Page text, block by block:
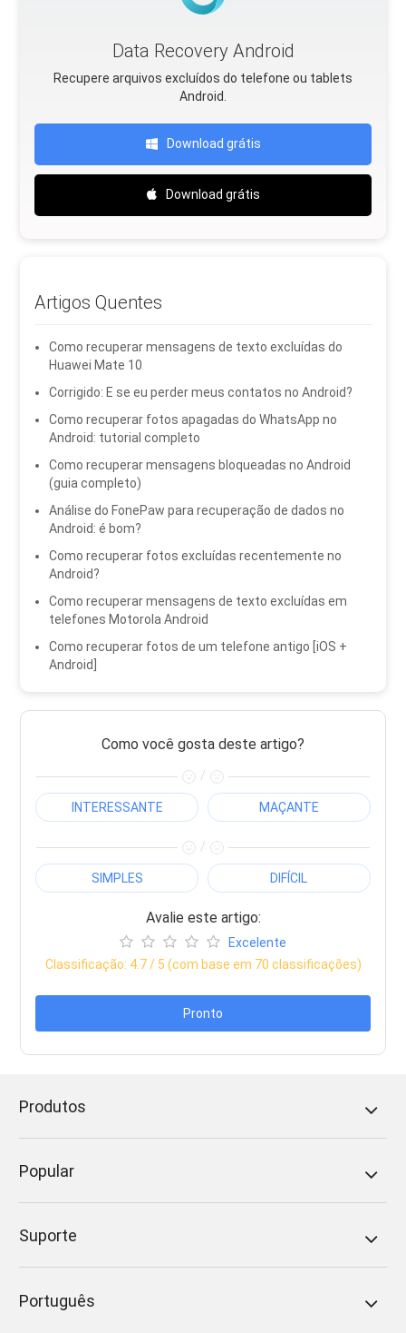
Data Recovery Android
Recupere arquivos excluídos do telefone ou tablets
Android.
Download grátis
Download grátis
Artigos Quentes
Como recuperar mensagens de texto excluídas do
Huawei Mate 10
Corrigido: E se eu perder meus contatos no Android?
Como recuperar fotos apagadas do WhatsApp no ​​
Android: tutorial completo
Como recuperar mensagens bloqueadas no Android
(guia completo)
Análise do FonePaw para recuperação de dados no
Android: é bom?
Como recuperar fotos excluídas recentemente no
Android?
Como recuperar mensagens de texto excluídas em
telefones Motorola Android
Como recuperar fotos de um telefone antigo [iOS +
Android]
Como você gosta deste artigo?
/
INTERESSANTE MAÇANTE
/
SIMPLES DIFÍCIL
Avalie este artigo:
Excelente
Classificação: 4.7/ 5 (com base em 70 classificações)
Pronto
Produtos
Popular
Suporte
Português